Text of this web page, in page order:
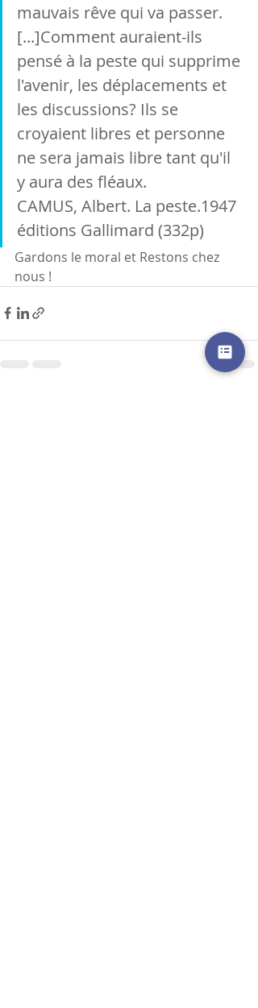
mauvais rêve qui va passer.
[...]Comment auraient-ils
pensé à la peste qui supprime
l'avenir, les déplacements et
les discussions? Ils se
croyaient libres et personne
ne sera jamais libre tant qu'il
y aura des fléaux.
CAMUS, Albert. La peste.1947
éditions Gallimard (332p)
Gardons le moral et Restons chez
nous !